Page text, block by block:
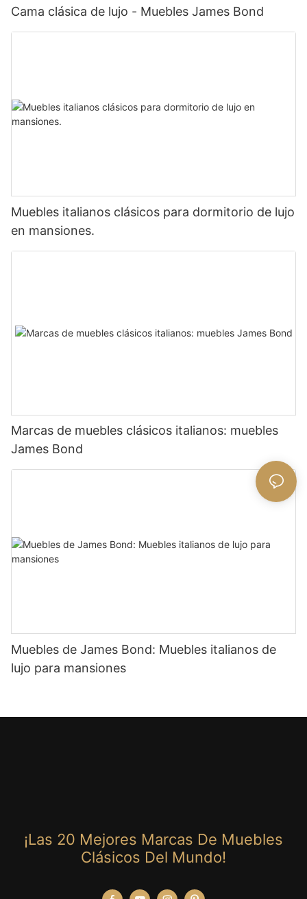
Cama clásica de lujo - Muebles James Bond
Muebles italianos clásicos para dormitorio de lujo
en mansiones.
Marcas de muebles clásicos italianos: muebles
James Bond
Muebles de James Bond: Muebles italianos de
lujo para mansiones
¡Las 20 Mejores Marcas De Muebles
Clásicos Del Mundo!